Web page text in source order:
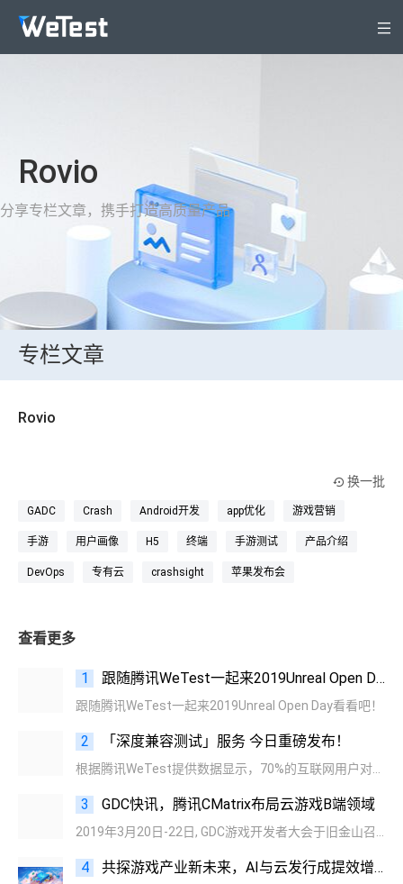
定价
支持与服务
Rovio
分享专栏文章，携手打造高质量产品
专栏文章
Rovio
换一批
GADC Crash Android开发 app优化 游戏营销
手游 用户画像 H5 终端 手游测试 产品介绍
DevOps 专有云 crashsight 苹果发布会
查看更多
1 跟随腾讯WeTest一起来2019Unreal Open Day！
跟随腾讯WeTest一起来2019Unreal Open Day看看吧！
2 「深度兼容测试」服务 今日重磅发布！
3 GDC快讯，腾讯CMatrix布局云游戏B端领域
4 共探游戏产业新未来，AI与云发行成提效增值核心引擎